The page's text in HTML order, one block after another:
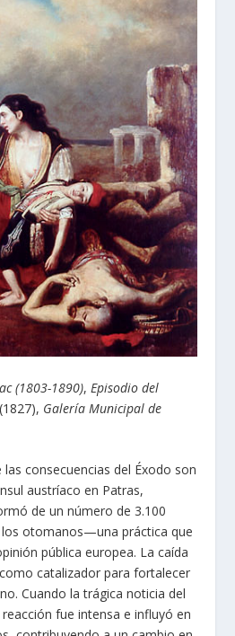
(1803-1890), Episodio del
(1827), Galería Municipal de
consecuencias del Éxodo son
austríaco en Patras,
de un número de 3.100
otomanos—una práctica que
pública europea. La caída
catalizador para fortalecer
Cuando la trágica noticia del
fue intensa e influyó en